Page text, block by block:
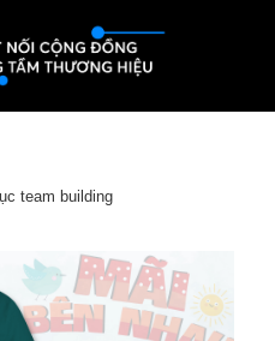
team building